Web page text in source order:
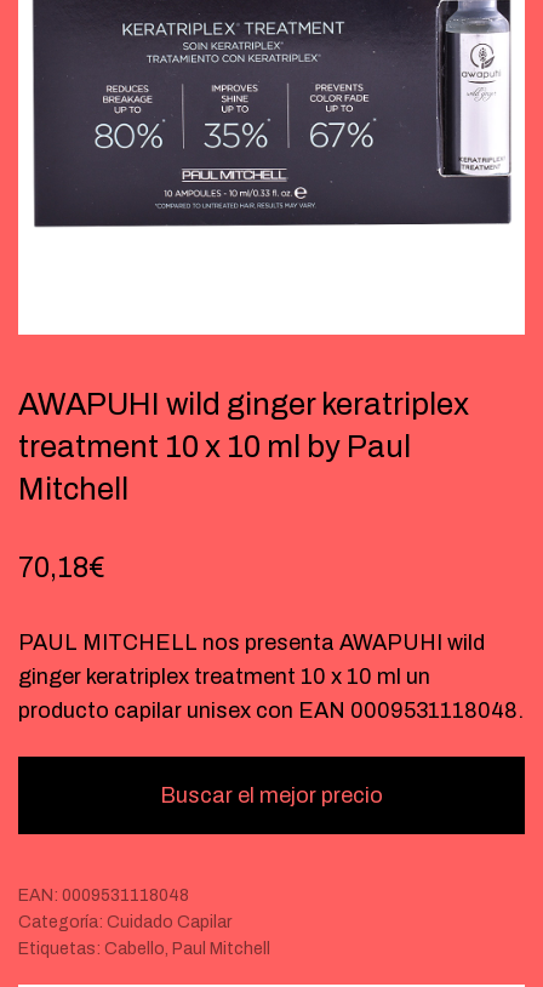
AWAPUHI wild ginger keratriplex
treatment 10 x 10 ml by Paul
Mitchell
70,18€
PAUL MITCHELL nos presenta AWAPUHI wild
ginger keratriplex treatment 10 x 10 ml un
producto capilar unisex con EAN 0009531118048.
Buscar el mejor precio
EAN: 0009531118048
Categoría: Cuidado Capilar
Etiquetas: Cabello, Paul Mitchell